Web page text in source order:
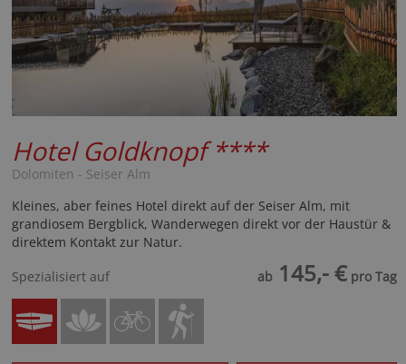
Hotel Goldknopf****
Dolomiten - Seiser Alm
Kleines, aber feines Hotel direkt auf der Seiser Alm, mit
grandiosem Bergblick, Wanderwegen direkt vor der Haustür &
direktem Kontakt zur Natur.
Spezialisiert auf
ab 145,- € pro Tag